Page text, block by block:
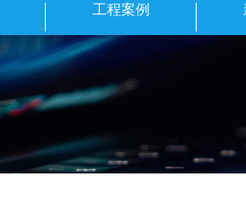
工程案例